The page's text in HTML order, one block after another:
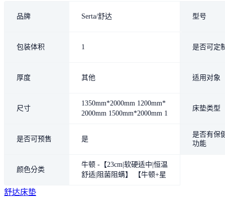
品牌 Serta/舒达 型号
包装体积 1 是否可定
厚度 其他 适用对象
尺寸
1350mm*2000mm 1200mm*
2000mm 1500mm*2000mm 1
床垫类型
是否可预售 是
是否有保
功能
颜色分类
牛顿 -【23cm|软硬适中|恒温
舒适|阻菌阻螨】 【牛顿+星
舒达床垫